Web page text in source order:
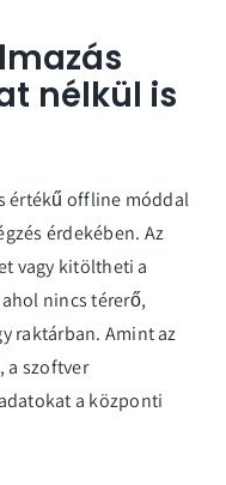
nélkül is
értékű offline móddal
érdekében. Az
vagy kitöltheti a
nincs térerő,
raktárban. Amint az
a szoftver
a központi